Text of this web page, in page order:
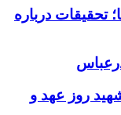
درباره
روز عهد و